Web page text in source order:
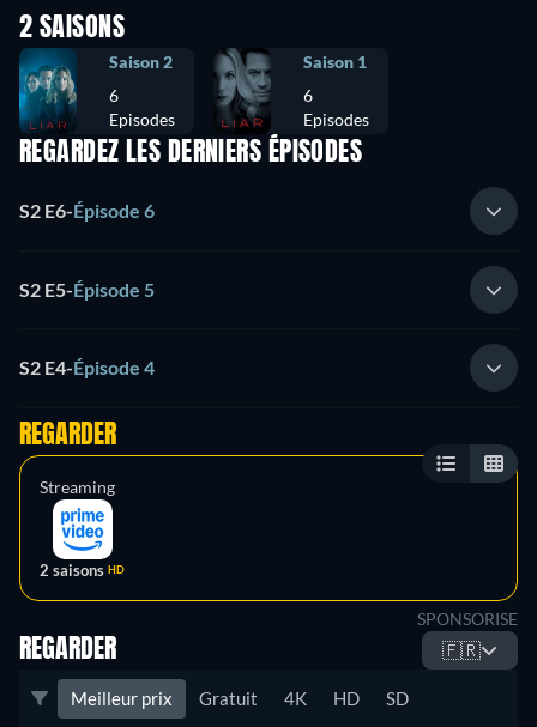
2 SAISONS
Saison 2
6
Episodes
Saison 1
6
Episodes
REGARDEZ LES DERNIERS ÉPISODES
S2 E6-Épisode 6
S2 E5-Épisode 5
S2 E4-Épisode 4
REGARDER
Streaming
2 saisons HD
SPONSORISE
REGARDER 🇫🇷
Meilleur prix Gratuit 4K HD SD